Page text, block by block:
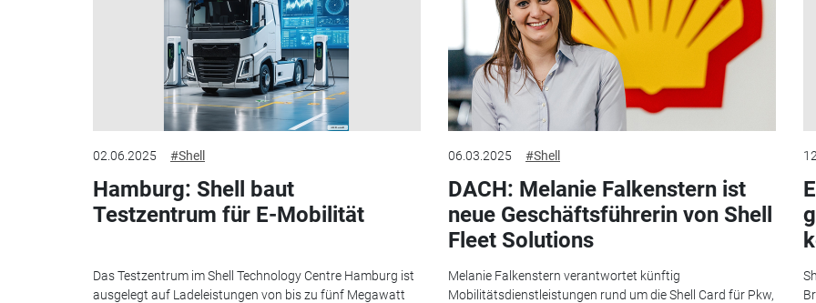
02.06.2025 #Shell
Hamburg: Shell baut
Testzentrum für E-Mobilität
Das Testzentrum im Shell Technology Centre Hamburg ist
ausgelegt auf Ladeleistungen von bis zu fünf Megawatt
06.03.2025 #Shell
DACH: Melanie Falkenstern ist
neue Geschäftsführerin von Shell
Fleet Solutions
Melanie Falkenstern verantwortet künftig
Mobilitätsdienstleistungen rund um die Shell Card für Pkw,